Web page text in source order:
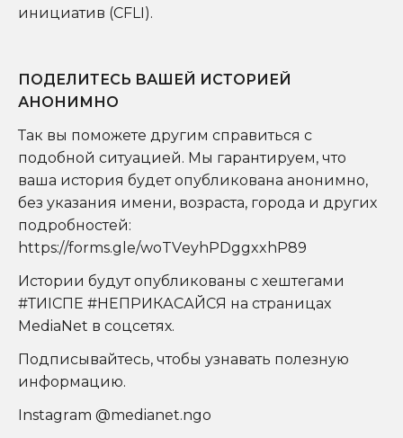
инициатив (CFLI).
ПОДЕЛИТЕСЬ ВАШЕЙ ИСТОРИЕЙ
АНОНИМНО
Так вы поможете другим справиться с
подобной ситуацией. Мы гарантируем, что
ваша история будет опубликована анонимно,
без указания имени, возраста, города и других
подробностей:
https://forms.gle/woTVeyhPDggxxhP89
Истории будут опубликованы с хештегами
#ТИІСПЕ #НЕПРИКАСАЙСЯ на страницах
MediaNet в соцсетях.
Подписывайтесь, чтобы узнавать полезную
информацию.
Instagram @medianet.ngo